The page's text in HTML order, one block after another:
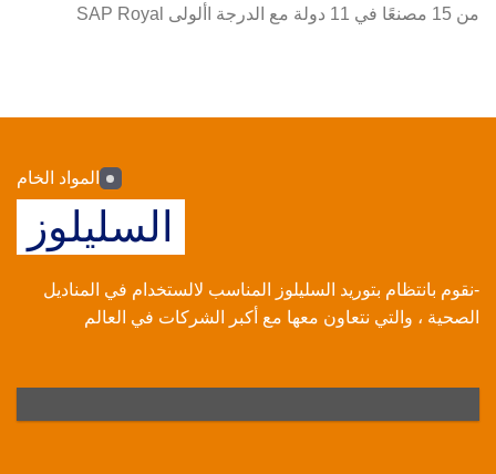
من 15 مصنعًا في 11 دولة مع الدرجة األولى SAP Royal
المواد الخام
السليلوز
-نقوم بانتظام بتوريد السليلوز المناسب لالستخدام في المناديل
الصحية ، والتي نتعاون معها مع أكبر الشركات في العالم